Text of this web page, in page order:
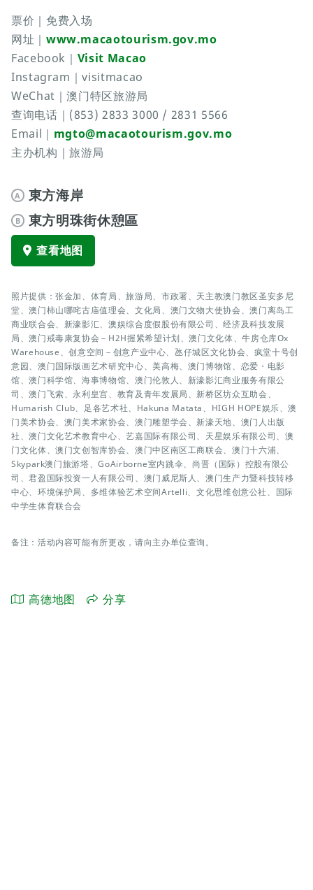
票价｜免费入场
网址｜ www.macaotourism.gov.mo
Facebook｜ Visit Macao
Instagram｜visitmacao
WeChat｜澳门特区旅游局
查询电话｜(853) 2833 3000 / 2831 5566
Email｜ mgto@macaotourism.gov.mo
主办机构｜旅游局
A 東方海岸
B 東方明珠街休憩區
查看地图
照片提供：张金加、体育局、旅游局、市政署、天主教澳门教区圣安多尼
堂、澳门柿山哪咤古庙值理会、文化局、澳门文物大使协会、澳门离岛工
商业联合会、新濠影汇、澳娱综合度假股份有限公司、经济及科技发展
局、澳门戒毒康复协会－H2H握紧希望计划、澳门文化体、牛房仓库Ox
Warehouse、创意空间－创意产业中心、氹仔城区文化协会、疯堂十号创
意园、澳门国际版画艺术研究中心、美高梅、澳门博物馆、恋爱・电影
馆、澳门科学馆、海事博物馆、澳门伦敦人、新濠影汇商业服务有限公
司、澳门飞索、永利皇宫、教育及青年发展局、新桥区坊众互助会、
Humarish Club、足各艺术社、Hakuna Matata、HIGH HOPE娱乐、澳
门美术协会、澳门美术家协会、澳门雕塑学会、新濠天地、澳门人出版
社、澳门文化艺术教育中心、艺嘉国际有限公司、天星娱乐有限公司、澳
门文化体、澳门文创智库协会、澳门中区南区工商联会、澳门十六浦、
Skypark澳门旅游塔、GoAirborne室内跳伞、尚晋（国际）控股有限公
司、君盈国际投资一人有限公司、澳门威尼斯人、澳门生产力暨科技转移
中心、环境保护局、多维体验艺术空间Artelli、文化思维创意公社、国际
中学生体育联合会
备注：活动内容可能有所更改，请向主办单位查询。
高德地图 分享